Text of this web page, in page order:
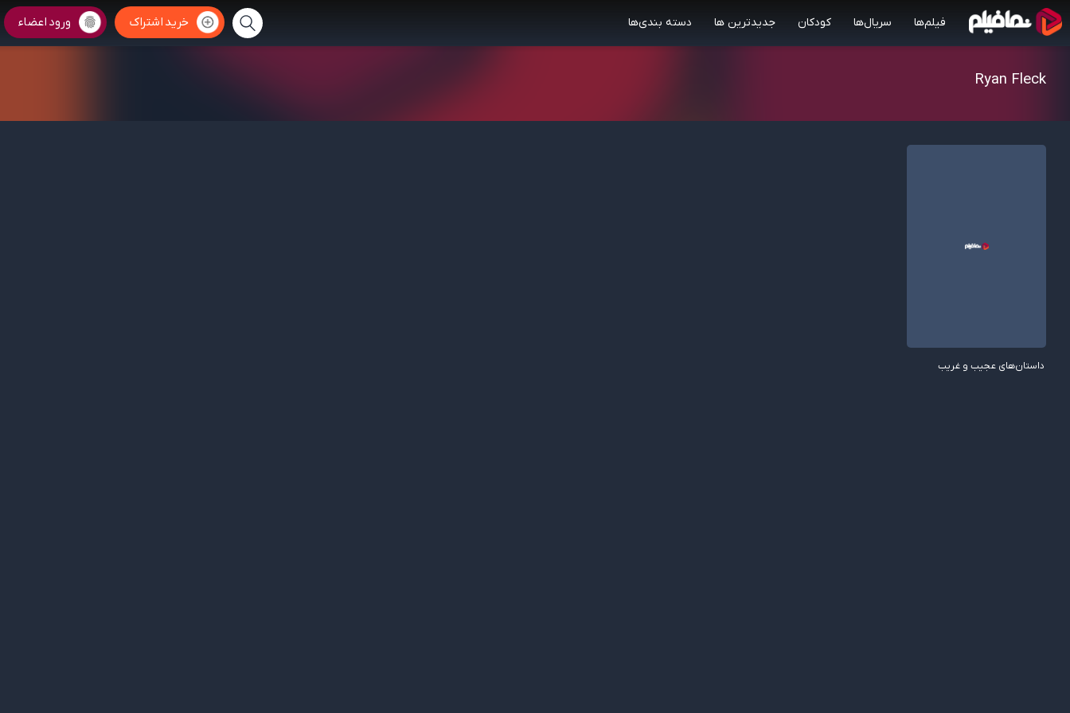
فیلم‌ها سریال‌ها کودکان جدیدترین ها دسته بندی‌ها ورود اعضاء خرید اشتراک
Ryan Fleck
داستان‌های عجیب و غریب